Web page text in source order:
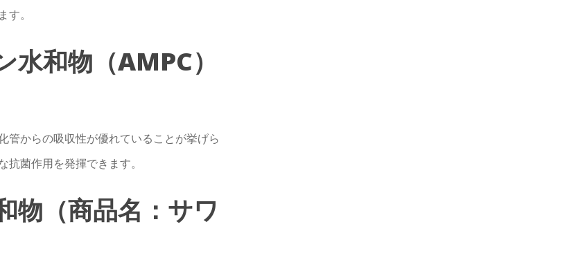
。
和物（AMPC）
管からの吸収性が優れていることが挙げら
菌作用を発揮できます。
物（商品名：サワ